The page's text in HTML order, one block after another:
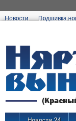
Новости Подшивка